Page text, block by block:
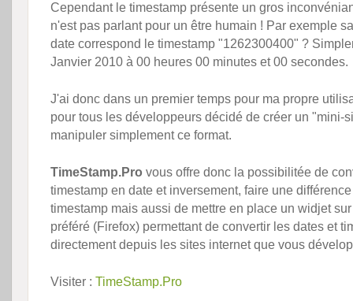
Cependant le timestamp présente un gros
n'est pas parlant pour un être humain ! Par exemple
date correspond le timestamp "1262300400" ?
Janvier 2010 à 00 heures 00 minutes et 00 secondes.
J'ai donc dans un premier temps pour ma propre
pour tous les développeurs décidé de créer un "mini-
manipuler simplement ce format.
TimeStamp.Pro vous offre donc la possibilitée de
timestamp en date et inversement, faire une
timestamp mais aussi de mettre en place un widjet
préféré (Firefox) permettant de convertir les dates et
directement depuis les sites internet que vous
Visiter : TimeStamp.Pro